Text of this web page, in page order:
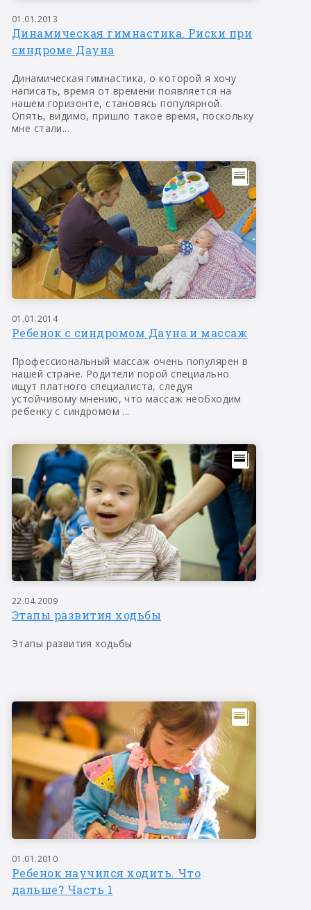
01.01.2013
Динамическая гимнастика. Риски при
синдроме Дауна
Динамическая гимнастика, о которой я хочу
написать, время от времени появляется на
нашем горизонте, становясь популярной.
Опять, видимо, пришло такое время, поскольку
мне стали...
01.01.2014
Ребенок с синдромом Дауна и массаж
Профессиональный массаж очень популярен в
нашей стране. Родители порой специально
ищут платного специалиста, следуя
устойчивому мнению, что массаж необходим
ребенку с синдромом ...
22.04.2009
Этапы развития ходьбы
Этапы развития ходьбы
01.01.2010
Ребенок научился ходить. Что
дальше? Часть 1